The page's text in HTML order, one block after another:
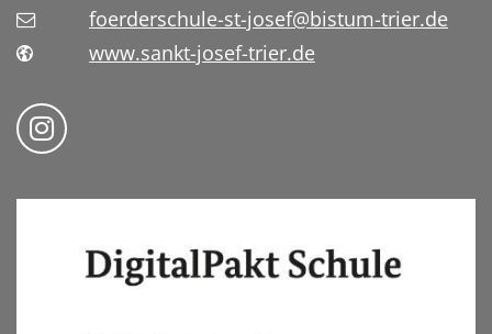
foerderschule-st-josef@bistum-trier.de
www.sankt-josef-trier.de
Folge uns auf Instragram